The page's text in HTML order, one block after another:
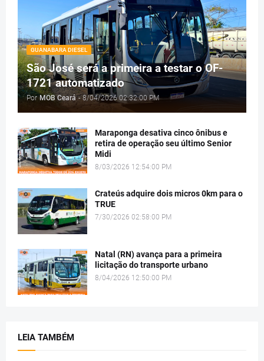
GUANABARA DIESEL
São José será a primeira a testar o OF-
1721 automatizado
Por MOB Ceará - 8/04/2026 02:32:00 PM
Maraponga desativa cinco ônibus e
retira de operação seu último Senior
Midi
8/03/2026 12:54:00 PM
Crateús adquire dois micros 0km para o
TRUE
7/30/2026 02:58:00 PM
Natal (RN) avança para a primeira
licitação do transporte urbano
8/04/2026 12:50:00 PM
LEIA TAMBÉM